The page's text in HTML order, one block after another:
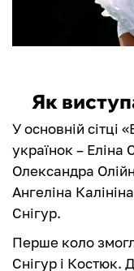
Як
У основній сітці
українок – Еліна
Олександра
Ангеліна
Снігур.
Перше коло
Снігур і Костюк.